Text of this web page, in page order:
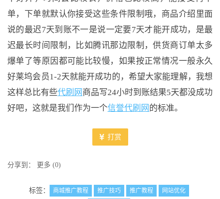
单，下单就默认你接受这些条件限制哦，商品介绍里面
说的最迟7天到账不一是说一定要7天才能开成功，是最
迟最长时间限制，比如腾讯那边限制，供货商订单太多
爆单了等原因都可能比较慢，如果按正常情况一般永久
好莱坞会员1-2天就能开成功的，希望大家能理解，我想
这样总比有些代刷网 商品写24小时到账结果5天都没成功
好吧，这就是我们作为一个信誉代刷网 的标准。
打赏
分享到： 更多 (0)
标签： 商城推广教程 推广技巧 推广教程
网站优化